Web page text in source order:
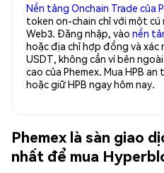
Nền tảng Onchain Trade của
token on-chain chỉ với một
Web3. Đăng nhập, vào nền
hoặc địa chỉ hợp đồng và xác
USDT, không cần ví bên
cao của Phemex. Mua HPB
hoặc giữ HPB ngay hôm nay.
Phemex là sàn giao
nhất để mua